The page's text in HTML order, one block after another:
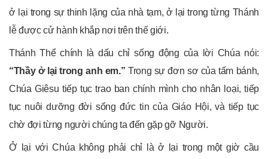
ở lại trong sự thinh lặng của nhà tạm, ở lại trong từng Thánh
lễ được cử hành khắp nơi trên thế giới.
Thánh Thể chính là dấu chỉ sống động của lời Chúa nói:
“Thầy ở lại trong anh em.” Trong sự đơn sơ của tấm bánh,
Chúa Giêsu tiếp tục trao ban chính mình cho nhân loại, tiếp
tục nuôi dưỡng đời sống đức tin của Giáo Hội, và tiếp tục
chờ đợi từng người chúng ta đến gặp gỡ Người.
Ở lại với Chúa không phải chỉ là ở lại trong một giờ cầu